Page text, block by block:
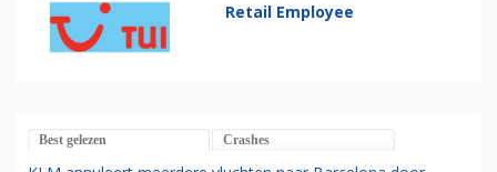
Retail Employee
Best gelezen Crashes